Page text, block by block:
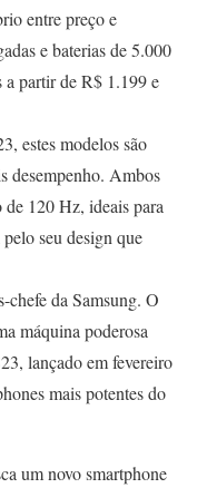
entre preço e
e baterias de 5.000
a partir de R$ 1.199 e
estes modelos são
desempenho. Ambos
de 120 Hz, ideais para
seu design que
chefe da Samsung. O
máquina poderosa
lançado em fevereiro
mais potentes do
um novo smartphone